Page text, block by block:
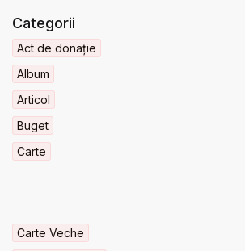
Categorii
Act de donație
Album
Articol
Buget
Carte
Carte Veche